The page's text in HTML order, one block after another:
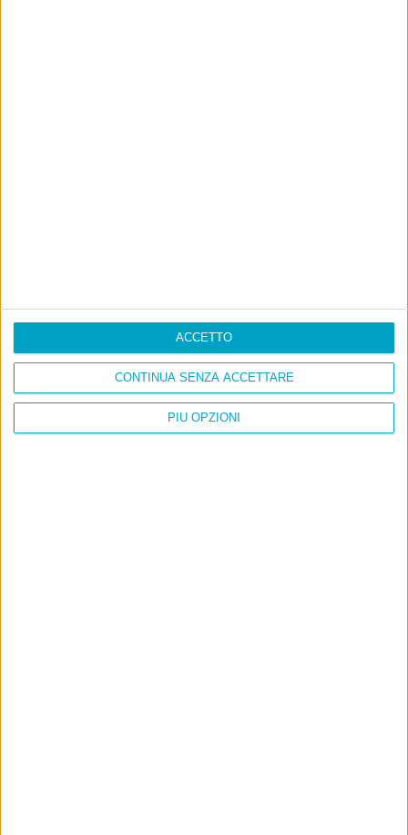
PIÙ OPZIONI
CONTINUA SENZA ACCETTARE
ACCETTO
Info
AI che scrive di Taylor Swift come se fossi io